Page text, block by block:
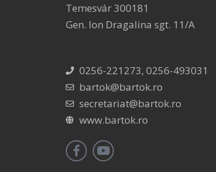
Temesvár 300181
Gen. Ion Dragalina sgt. 11/A
0256-221273, 0256-493031
bartok@bartok.ro
secretariat@bartok.ro
www.bartok.ro